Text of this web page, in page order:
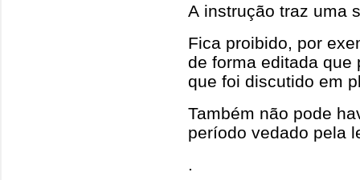
A instrução traz uma
Fica proibido, por
de forma editada que
que foi discutido em
Também não pode
período vedado pela
.